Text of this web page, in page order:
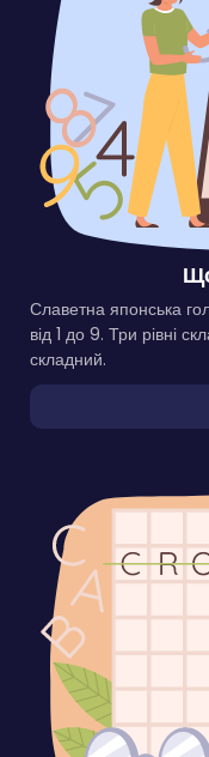
Славетна японська
від 1 до 9. Три рівні
складний.